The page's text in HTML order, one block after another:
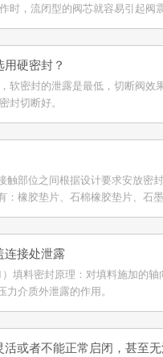
时，流闭型的阀芯就容易引起阀
硬密封？
软密封的泄露是最低，切断阀
封切断好。
触部位之间根据设计要求安放密
：橡胶垫片、石棉橡胶垫片、石
连接处泄露
填料密封原理：对填料施加的
力介质外泄露的作用。
或者不能正常启闭，甚至